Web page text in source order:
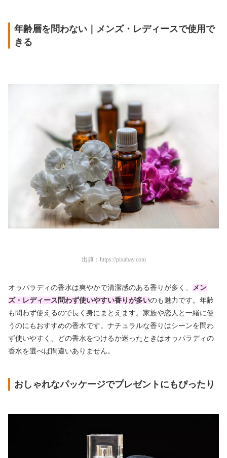
年齢層を問わない｜メンズ・レディースで使用で
きる
出典： https://pixabay.com
オゥパラディの香水は爽やかで清潔感のある香りが多く、
メン
ズ・レディース問わず使いやすい香りが多いのも魅力です。年齢
も問わず使えるので長く身にまとえます。家族や恋人と一緒に使
うのにもおすすめの香水です。ナチュラルな香りはシーンを問わ
ず使いやすく、どの香水をつけるか迷ったときはオゥパラディの
香水を選べば間違いありません。
おしゃれなパッケージでプレゼントにもぴったり